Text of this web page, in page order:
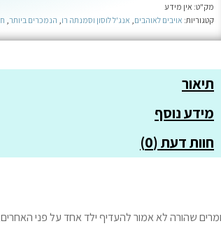
החורבן
בטרילוגיית
(ספר
בסדרת
פורסיית)
מק"ט: אין מידע
קטגוריות: אויבים לאוהבים אנג'ל לוסון וסמנתה רו הנמכרים ביותר
תיאור
מידע נוסף
חוות דעת (0)
שהורה לא אמור להעדיף ילד אחד על פני